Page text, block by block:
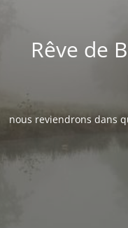
Rêve de
nous reviendrons dans